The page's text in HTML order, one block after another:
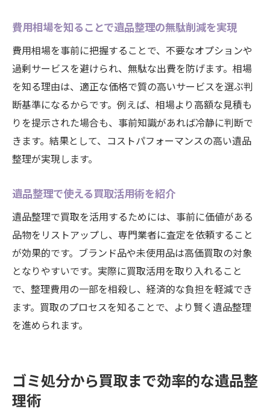
費用相場を知ることで遺品整理の無駄削減を実現
費用相場を事前に把握することで、不要なオプションや
過剰サービスを避けられ、無駄な出費を防げます。相場
を知る理由は、適正な価格で質の高いサービスを選ぶ判
断基準になるからです。例えば、相場より高額な見積も
りを提示された場合も、事前知識があれば冷静に判断で
きます。結果として、コストパフォーマンスの高い遺品
整理が実現します。
遺品整理で使える買取活用術を紹介
遺品整理で買取を活用するためには、事前に価値がある
品物をリストアップし、専門業者に査定を依頼すること
が効果的です。ブランド品や未使用品は高価買取の対象
となりやすいです。実際に買取活用を取り入れること
で、整理費用の一部を相殺し、経済的な負担を軽減でき
ます。買取のプロセスを知ることで、より賢く遺品整理
を進められます。
ゴミ処分から買取まで効率的な遺品整
理術